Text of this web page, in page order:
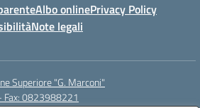
Albo onlinePrivacy Policy
Note legali
Superiore "G. Marconi"
0823988221